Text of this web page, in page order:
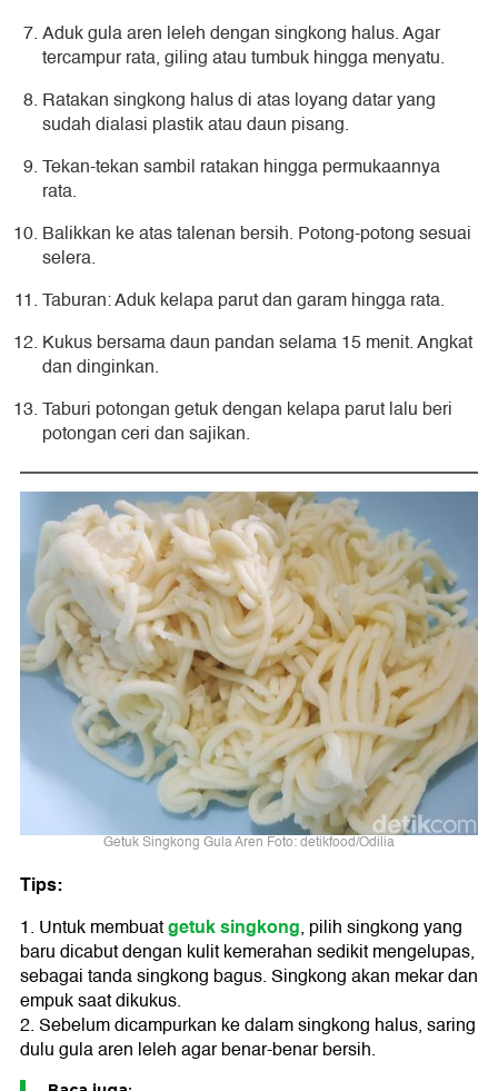
Aduk gula aren leleh dengan singkong halus. Agar
tercampur rata, giling atau tumbuk hingga menyatu.
Ratakan singkong halus di atas loyang datar yang
sudah dialasi plastik atau daun pisang.
Tekan-tekan sambil ratakan hingga permukaannya
rata.
Balikkan ke atas talenan bersih. Potong-potong sesuai
selera.
Taburan: Aduk kelapa parut dan garam hingga rata.
Kukus bersama daun pandan selama 15 menit. Angkat
dan dinginkan.
Taburi potongan getuk dengan kelapa parut lalu beri
potongan ceri dan sajikan.
Getuk Singkong Gula Aren Foto: detikfood/Odilia
Tips:
1. Untuk membuatgetuk singkong, pilih singkong yang
baru dicabut dengan kulit kemerahan sedikit mengelupas,
sebagai tanda singkong bagus. Singkong akan mekar dan
empuk saat dikukus.
2. Sebelum dicampurkan ke dalam singkong halus, saring
dulu gula aren leleh agar benar-benar bersih.